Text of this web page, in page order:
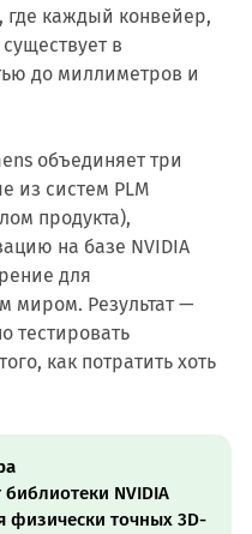
где каждый конвейер,
в
до миллиметров и
объединяет три
из систем PLM
продукта),
на базе NVIDIA
для
миром. Результат —
тестировать
как потратить хоть
NVIDIA
физически точных 3D-